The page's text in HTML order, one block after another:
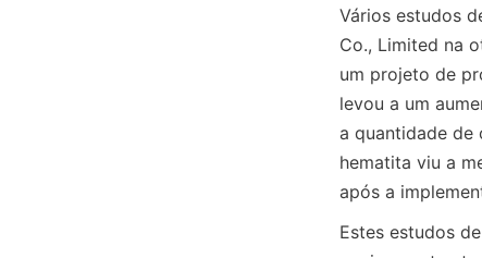
Vários estudos
Co., Limited na
um projeto de
levou a um
a quantidade de
hematita viu a
após a
Estes estudos